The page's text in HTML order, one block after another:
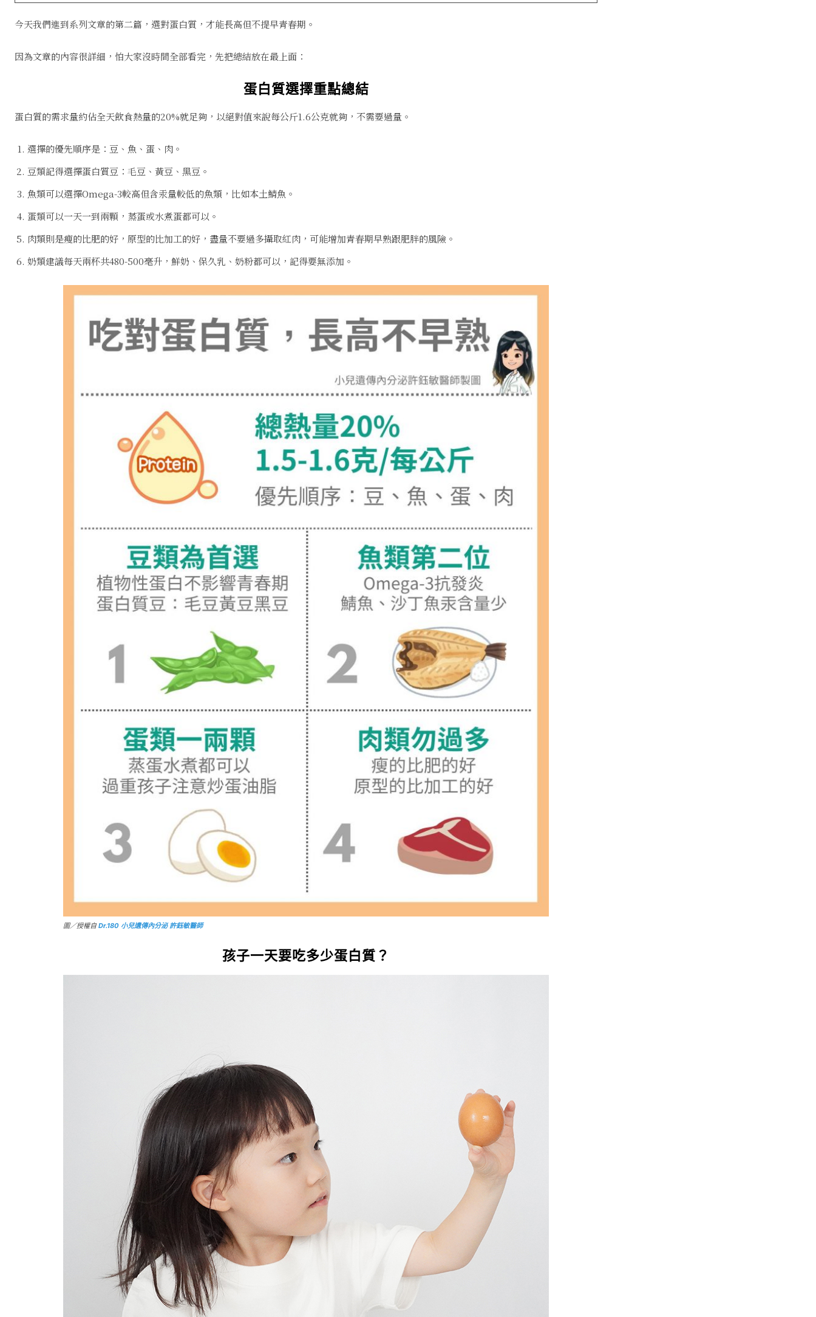
今天我們進到系列文章的第二篇，選對蛋白質，才能長高但不提早青春期。
因為文章的內容很詳細，怕大家沒時間全部看完，先把總結放在最上面：
蛋白質選擇重點總結
蛋白質的需求量約佔全天飲食熱量的20%就足夠，以絕對值來說每公斤1.6公克就夠，不需要過量。
選擇的優先順序是：豆、魚、蛋、肉。
豆類記得選擇蛋白質豆：毛豆、黃豆、黑豆。
魚類可以選擇Omega-3較高但含汞量較低的魚類，比如本土鯖魚。
蛋類可以一天一到兩顆，蒸蛋或水煮蛋都可以。
肉類則是瘦的比肥的好，原型的比加工的好，盡量不要過多攝取紅肉，可能增加青春期早熟跟肥胖的風險。
奶類建議每天兩杯共480-500毫升，鮮奶、保久乳、奶粉都可以，記得要無添加。
圖／授權自Dr.180 小兒遺傳內分泌 許鈺敏醫師
孩子一天要吃多少蛋白質？